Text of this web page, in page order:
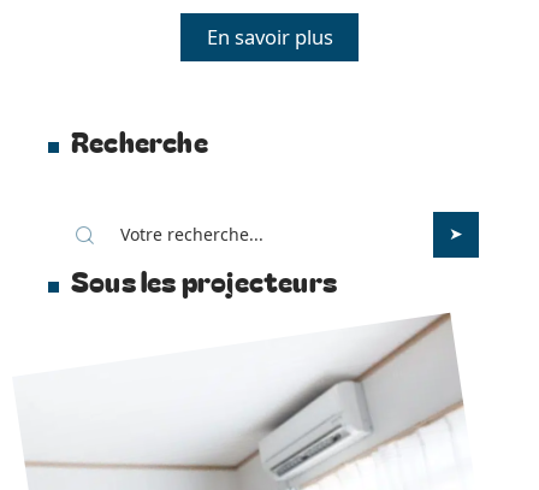
En savoir plus
Recherche
Sous les projecteurs